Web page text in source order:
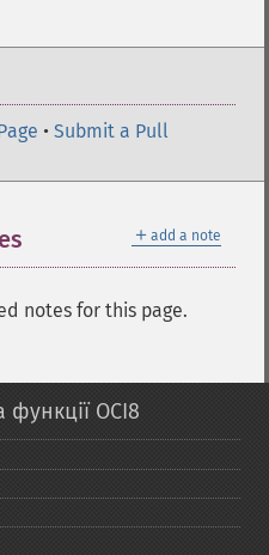
• Submit a Pull
＋ add a note
notes for this page.
функції OCI8